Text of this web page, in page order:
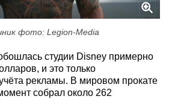
фото: Legion-Media
студии Disney примерно
и это только
рекламы. В мировом прокате
собрал около 262